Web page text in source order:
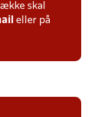
skal
eller på